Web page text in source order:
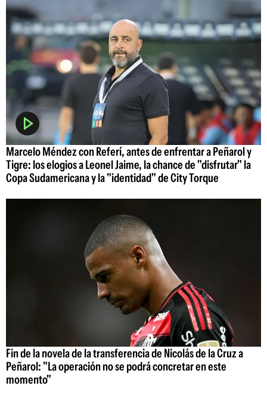
Marcelo Méndez con Referí, antes de enfrentar a Peñarol y
Tigre: los elogios a Leonel Jaime, la chance de "disfrutar" la
Copa Sudamericana y la "identidad" de City Torque
Fin de la novela de la transferencia de Nicolás de la Cruz a
Peñarol: "La operación no se podrá concretar en este
momento"